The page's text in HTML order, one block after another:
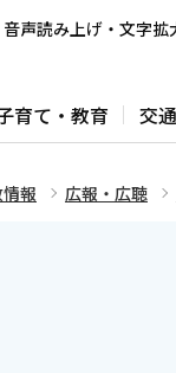
音声読み上げ・文字拡
育て・教育 交
報 広報・広聴